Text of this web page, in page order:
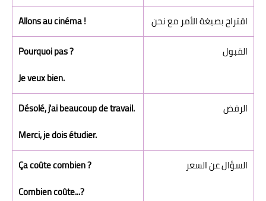
اقتراح بصيغة الأمر مع نحن
Allons au cinéma !
القبول
Pourquoi pas ?
Je veux bien.
الرفض
Désolé, j'ai beaucoup de travail.
Merci, je dois étudier.
السؤال عن السعر
Ça coûte combien ?
Combien coûte...?